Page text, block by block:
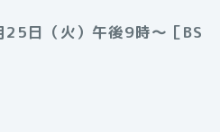
日（火）午後9時〜［BS